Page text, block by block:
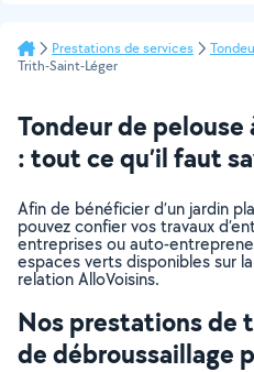
Prestations de services
Trith-Saint-Léger
Tondeur de
: tout ce qu’il faut
Afin de bénéficier d’un jardin
pouvez confier vos travaux
entreprises ou auto-
espaces verts disponibles sur
relation AlloVoisins.
Nos prestations de
de débroussaillage